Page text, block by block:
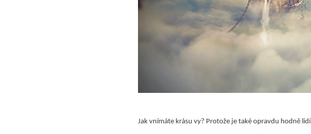
Jak vnímáte krásu vy? Protože je také opravdu hodně